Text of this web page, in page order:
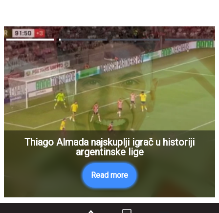
Thiago Almada najskuplji igrač u historiji
argentinske lige
Read more